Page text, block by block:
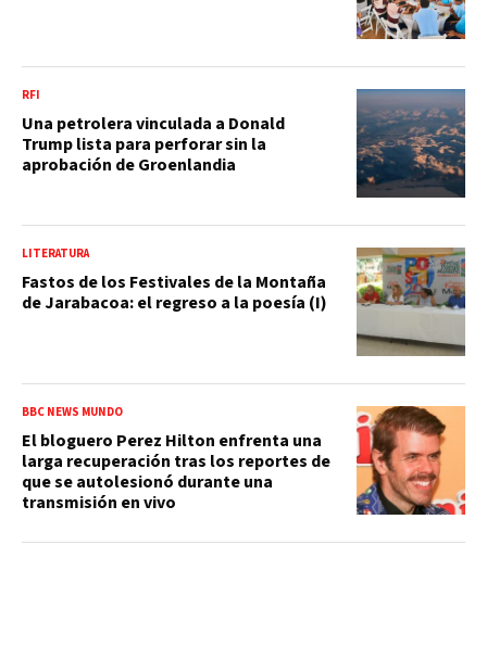
RFI
Una petrolera vinculada a Donald
Trump lista para perforar sin la
aprobación de Groenlandia
LITERATURA
Fastos de los Festivales de la Montaña
de Jarabacoa: el regreso a la poesía (I)
BBC NEWS MUNDO
El bloguero Perez Hilton enfrenta una
larga recuperación tras los reportes de
que se autolesionó durante una
transmisión en vivo